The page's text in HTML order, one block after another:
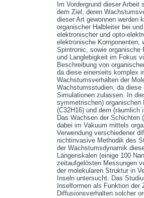
Im Vordergrund dieser
dem Ziel, deren
dieser Art gewonnen werden
organischer Halbleiter bei
elektronischer und opto-
elektronische Komponenten,
Spintronic, sowie
und Langlebigkeit im Fokus
Beschreibung von
da diese einerseits komplex
Wachstumsverhalten der
Wachstumsstudien, da diese
Simulationen zulassen. In
symmetrischen) organischen
(C32H16) und dem
Das Wachsen der Schichten
dabei im Vakuum mittels
Verwendung verschiedener
nichtinvasive Methodik des
der Wachstumsdynamik
Längenskalen (einige 100
zeitaufgelösten Messungen
der molekularen Struktur in
Inseln untersucht. Das
Inselformen als Funktion
Diffusionsverhalten solcher